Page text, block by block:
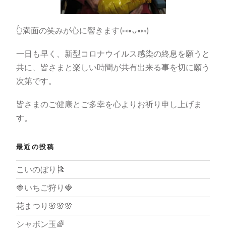
👆満面の笑みが心に響きます(⑅•ᴗ•⑅)
一日も早く、新型コロナウイルス感染の終息を願うと
共に、皆さまと楽しい時間が共有出来る事を切に願う
次第です。
皆さまのご健康とご多幸を心よりお祈り申し上げま
す。
最近の投稿
こいのぼり🎏
🍓いちご狩り🍓
花まつり🌸🌸🌸
シャボン玉🌈